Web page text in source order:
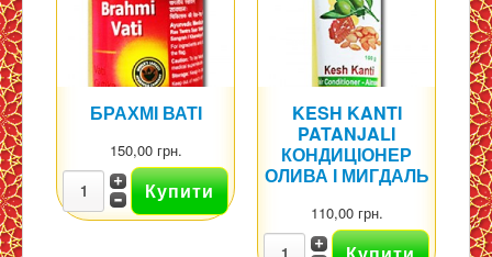
БРАХМІ ВАТІ
150,00 грн.
KESH KANTI
PATANJALI
КОНДИЦІОНЕР
ОЛИВА І МИГДАЛЬ
110,00 грн.